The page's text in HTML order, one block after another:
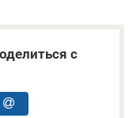
с